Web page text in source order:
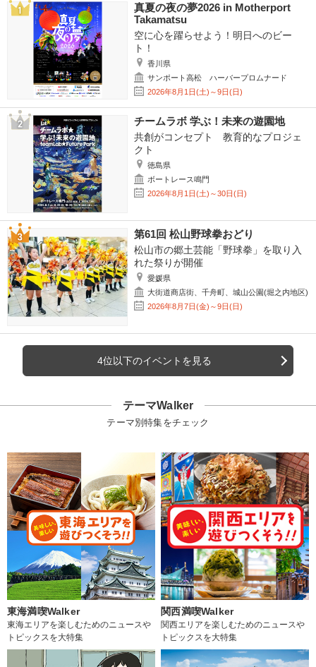
真夏の夜の夢2026 in Motherport
Takamatsu
空に心を躍らせよう！明日へのビー
ト！
香川県
サンポート高松 ハーバープロムナード
2026年8月1日(土)～9日(日)
チームラボ 学ぶ！未来の遊園地
共創がコンセプト 教育的なプロジェ
クト
徳島県
ボートレース鳴門
2026年8月1日(土)～30日(日)
第61回 松山野球拳おどり
松山市の郷土芸能「野球拳」を取り入
れた祭りが開催
愛媛県
大街道商店街、千舟町、城山公園(堀之内地区)
2026年8月7日(金)～9日(日)
4位以下のイベントを見る
テーマWalker
テーマ別特集をチェック
東海満喫Walker
東海エリアを楽しむためのニュースや
トピックスを大特集
関西満喫Walker
関西エリアを楽しむためのニュースや
トピックスを大特集